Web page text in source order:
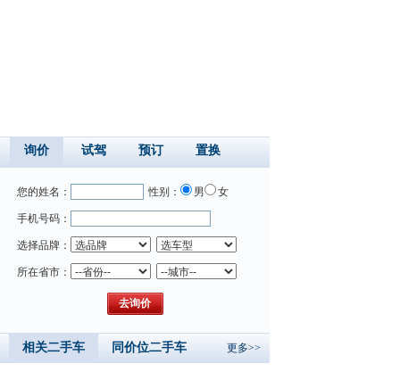
询价 试驾 预订 置换
您的姓名： 性别： 男 女
手机号码：
选择品牌：
所在省市：
相关二手车 同价位二手车 更多>>